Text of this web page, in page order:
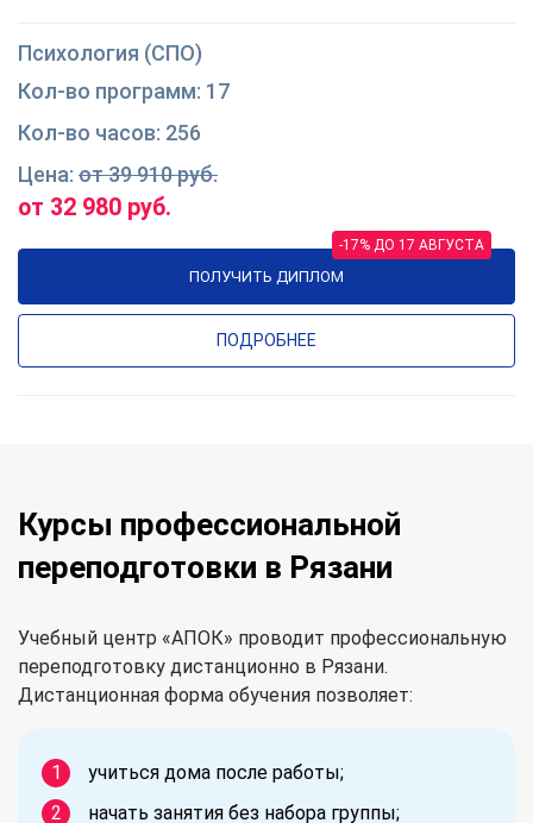
Психология (СПО)
17
256
от 39 910 руб.
от 32 980 руб.
ПОЛУЧИТЬ ДИПЛОМ
-17% ДО 17 АВГУСТА
ПОДРОБНЕЕ
Курсы профессиональной
переподготовки в Рязани
Учебный центр «АПОК» проводит профессиональную
переподготовку дистанционно в Рязани.
Дистанционная форма обучения позволяет:
учиться дома после работы;
начать занятия без набора группы;